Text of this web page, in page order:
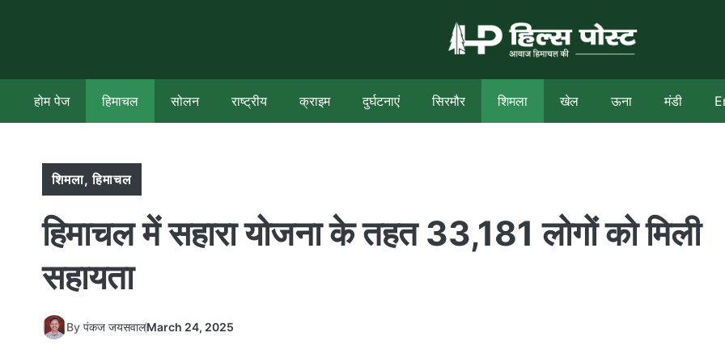
होम पेज हिमाचल सोलन राष्ट्रीय क्राइम दुर्घटनाएं सिरमौर शिमला खेल ऊना मंडी
शिमला,हिमाचल
हिमाचल में सहारा योजना के तहत 33,181 लोगों को मिली
सहायता
By पंकज जयसवालMarch 24, 2025